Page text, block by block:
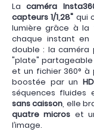
Lacaméra
capteurs 1/1,28" qui
lumière grâce à
chaque instant en
double : la
"plate" partageable
et un fichier 360° à
boostée par un
séquences fluides
sans caisson, elle
quatre micros et
l’image.